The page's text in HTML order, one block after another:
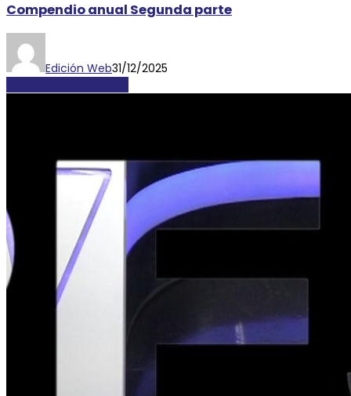
Compendio anual Segunda parte
Edición Web31/12/2025